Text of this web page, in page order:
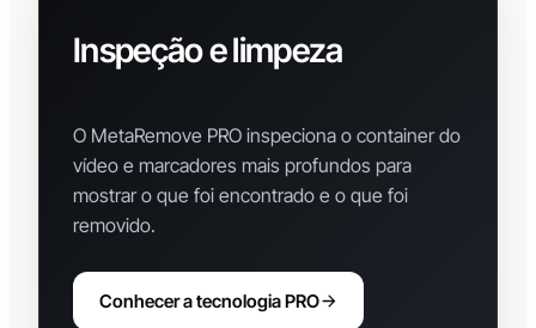
Inspeção e limpeza
O MetaRemove PRO inspeciona o container do
vídeo e marcadores mais profundos para
mostrar o que foi encontrado e o que foi
removido.
Conhecer a tecnologia PRO